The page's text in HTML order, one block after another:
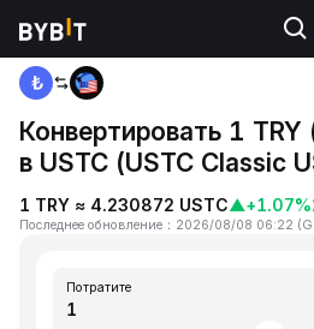
Главная
Конвертировать 1 TRY
в USTC (USTC Classic
1 TRY ≈ 4.230872 USTC▲+1.07%
Последнее обновление ： 2026/08/08 06:22 (
Потратите